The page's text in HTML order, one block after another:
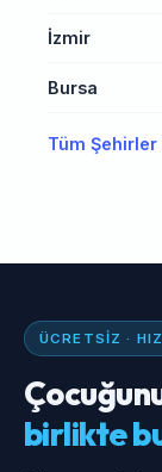
İzmir
Bursa
Tüm
ÜCRETSIZ ·
birlikte